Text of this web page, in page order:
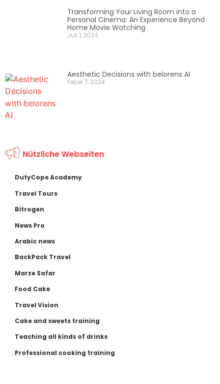
Transforming Your Living Room into a
Personal Cinema: An Experience Beyond
Home Movie Watching
Juli 1, 2024
Aesthetic Decisions with belorens AI
Feber 7, 2024
Nützliche Webseiten
DutyCope Academy
Travel Tours
Bitrogen
News Pro
Arabic news
BackPack Travel
Marze Safar
Food Cake
Travel Vision
Cake and sweets training
Teaching all kinds of drinks
Professional cooking training